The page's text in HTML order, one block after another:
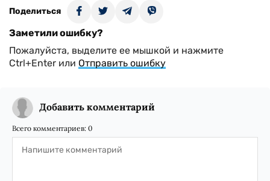
Поделиться
Заметили ошибку?
Пожалуйста, выделите ее мышкой и нажмите
Ctrl+Enter или Отправить ошибку
Добавить комментарий
Всего комментариев: 0